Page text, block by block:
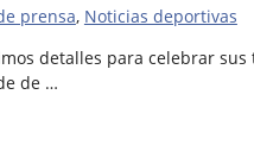
prensa, Noticias deportivas
detalles para celebrar
de …